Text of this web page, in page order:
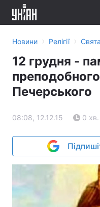
Новини › Релігії › Свята
12 грудня -
Печерського
08:08, 12.12.15 0 хв.